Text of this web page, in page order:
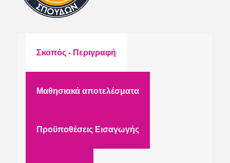
Σκοπός - Περιγραφή
Μαθησιακά αποτελέσματα
Προϋποθέσεις Εισαγωγής